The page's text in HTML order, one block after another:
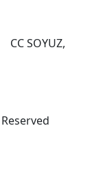
CC SOYUZ,